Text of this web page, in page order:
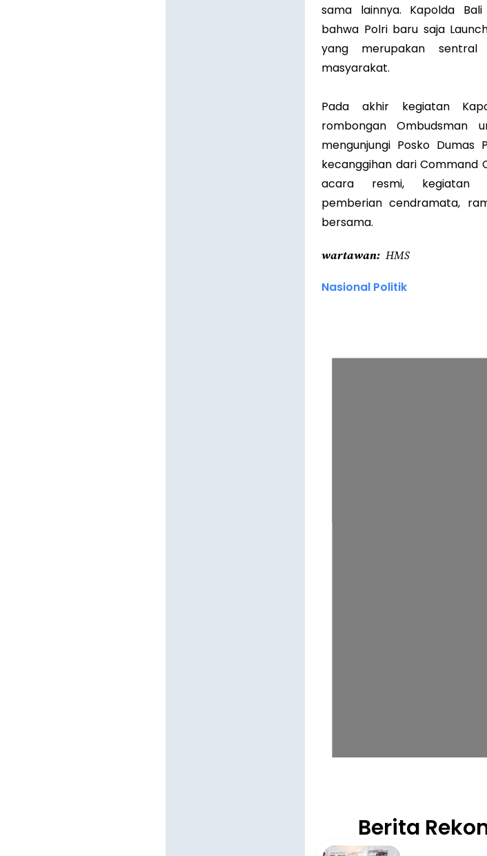
sama lainnya. Kapolda
bahwa Polri baru saja
yang merupakan sentral
masyarakat.
Pada akhir kegiatan
rombongan Ombudsman
mengunjungi Posko Dumas
kecanggihan dari Command
acara resmi, kegiatan
pemberian cendramata,
bersama.
wartawan HMS
Nasional Politik
Berita